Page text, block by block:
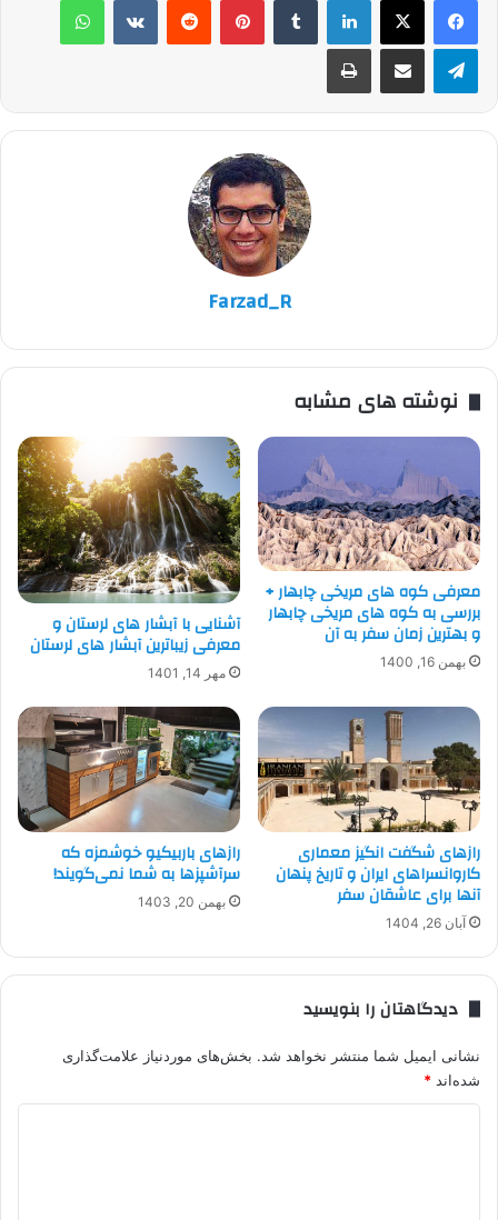
تلگرام اشتراک گذاری از طریق ایمیل چاپ
Farzad_R
نوشته های مشابه
معرفی کوه های مریخی چابهار +
بررسی به کوه های مریخی چابهار
و بهترین زمان سفر به آن
بهمن 16, 1400
آشنایی با آبشار های لرستان و
معرفی زیباترین آبشار های لرستان
مهر 14, 1401
رازهای شگفت انگیز معماری
کاروانسراهای ایران و تاریخ پنهان
آنها برای عاشقان سفر
آبان 26, 1404
رازهای باربیکیو خوشمزه که
سرآشپزها به شما نمی‌گویند!
بهمن 20, 1403
دیدگاهتان را بنویسید
نشانی ایمیل شما منتشر نخواهد شد. بخش‌های موردنیاز علامت‌گذاری
شده‌اند *